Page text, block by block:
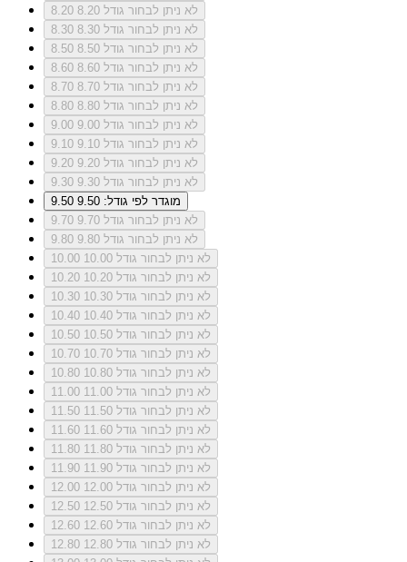
8.20
לא ניתן לבחור גודל 8.20
8.30
לא ניתן לבחור גודל 8.30
8.50
לא ניתן לבחור גודל 8.50
8.60
לא ניתן לבחור גודל 8.60
8.70
לא ניתן לבחור גודל 8.70
8.80
לא ניתן לבחור גודל 8.80
9.00
לא ניתן לבחור גודל 9.00
9.10
לא ניתן לבחור גודל 9.10
9.20
לא ניתן לבחור גודל 9.20
9.30
לא ניתן לבחור גודל 9.30
9.50
מוגדר לפי גודל: 9.50
9.70
לא ניתן לבחור גודל 9.70
9.80
לא ניתן לבחור גודל 9.80
10.00
לא ניתן לבחור גודל 10.00
10.20
לא ניתן לבחור גודל 10.20
10.30
לא ניתן לבחור גודל 10.30
10.40
לא ניתן לבחור גודל 10.40
10.50
לא ניתן לבחור גודל 10.50
10.70
לא ניתן לבחור גודל 10.70
10.80
לא ניתן לבחור גודל 10.80
11.00
לא ניתן לבחור גודל 11.00
11.50
לא ניתן לבחור גודל 11.50
11.60
לא ניתן לבחור גודל 11.60
11.80
לא ניתן לבחור גודל 11.80
11.90
לא ניתן לבחור גודל 11.90
12.00
לא ניתן לבחור גודל 12.00
12.50
לא ניתן לבחור גודל 12.50
12.60
לא ניתן לבחור גודל 12.60
12.80
לא ניתן לבחור גודל 12.80